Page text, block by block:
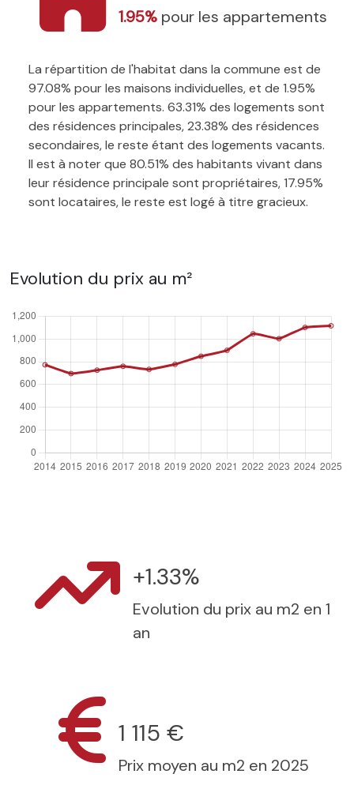
1.95% pour les appartements
La répartition de l'habitat dans la commune est de
97.08% pour les maisons individuelles, et de 1.95%
pour les appartements. 63.31% des logements sont
des résidences principales, 23.38% des résidences
secondaires, le reste étant des logements vacants.
Il est à noter que 80.51% des habitants vivant dans
leur résidence principale sont propriétaires, 17.95%
sont locataires, le reste est logé à titre gracieux.
Evolution du prix au m²
+1.33%
Evolution du prix au m2 en 1
an
1 115 €
Prix moyen au m2 en 2025